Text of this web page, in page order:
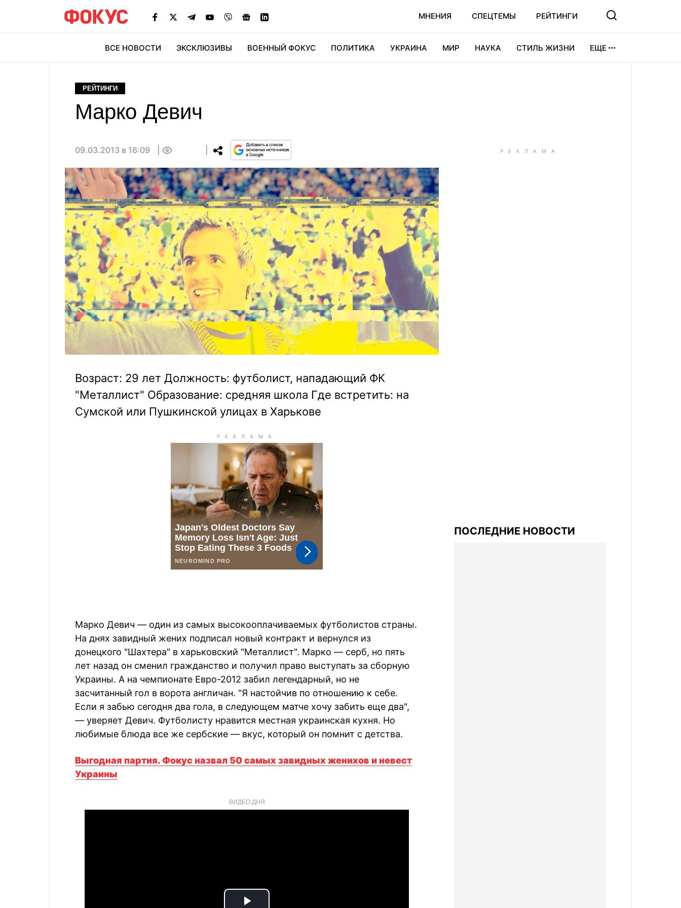
МНЕНИЯ СПЕЦТЕМЫ РЕЙТИНГИ
ВСЕ НОВОСТИ ЭКСКЛЮЗИВЫ ВОЕННЫЙ ФОКУС ПОЛИТИКА УКРАИНА МИР НАУКА СТИЛЬ ЖИЗНИ ЕЩЕ
РЕЙТИНГИ
Марко Девич
09.03.2013 в 16:09
Возраст: 29 лет Должность: футболист, нападающий ФК
"Металлист" Образование: средняя школа Где встретить: на
Сумской или Пушкинской улицах в Харькове
Марко Девич — один из самых высокооплачиваемых футболистов страны.
На днях завидный жених подписал новый контракт и вернулся из
донецкого "Шахтера" в харьковский "Металлист". Марко — серб, но пять
лет назад он сменил гражданство и получил право выступать за сборную
Украины. А на чемпионате Евро-2012 забил легендарный, но не
засчитанный гол в ворота англичан. "Я настойчив по отношению к себе.
Если я забью сегодня два гола, в следующем матче хочу забить еще два",
— уверяет Девич. Футболисту нравится местная украинская кухня. Но
любимые блюда все же сербские — вкус, который он помнит с детства.
Выгодная партия. Фокус назвал 50 самых завидных женихов и невест
Украины
ВИДЕО ДНЯ
ПОСЛЕДНИЕ НОВОСТИ